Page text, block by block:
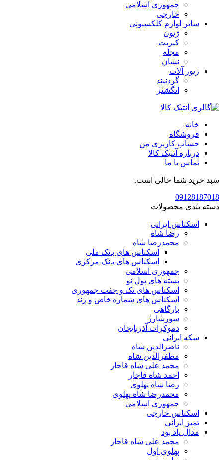
جمهوری اسلامی
خارجی
سایر لوازم کلکسیونی
ژتون
کبریت
مجله
نشان
زیور آلات
گردنبند
انگشتر
خانه
فروشگاه
حساب کاربری من
درباره آنتیک کالا
تماس با ما
سبد خرید شما خالی است.
09128187018
دسته بندی محصولات
اسکناس ایرانی
رضا شاه
محمدرضا شاه
اسکناس های بانک ملی
اسکناس های بانک مرکزی
جمهوری اسلامی
بسته های پول نو
اسکناس های تک و جفت جمهوری
اسکناس های شماره خاص و رند
بارگاهی
سورشارژ
دموکرات آذربایجان
سکه ایرانی
ناصرالدین شاه
مظفرالدین شاه
محمد علی شاه قاجار
احمد شاه قاجار
رضا شاه پهلوی
محمدرضا شاه پهلوی
جمهوری اسلامی
اسکناس خارجی
تمبر ایرانی
مدال یاد بود
محمد علی شاه قاجار
پهلوی اول